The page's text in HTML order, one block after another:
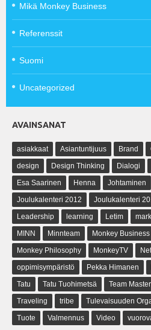
Mikä Monkey Business
Referenssit
Suomi
Uncategorized
AVAINSANAT
asiakkaat Asiantuntijuus Brand
design
Design Thinking Dialogi
Esa Saarinen
Henna Johtaminen
Joulukalenteri 2012
Joulukalenteri
Leadership
learning Letim
MINN
Minnteam Monkey Business
Monkey Philosophy
MonkeyTV
oppimisympäristö
Pekka Himanen
Tatu
Tatu Tuohimetsä Team
Traveling
tribe Tulevaisuuden
Tuote
Valmennus Video